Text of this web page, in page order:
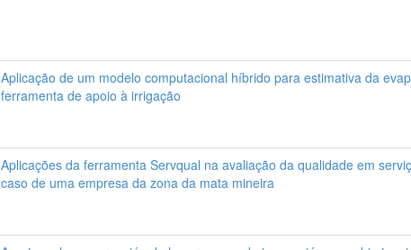
Aplicação de um modelo computacional híbrido para estimativa da
ferramenta de apoio à irrigação
Aplicações da ferramenta Servqual na avaliação da qualidade em
caso de uma empresa da zona da mata mineira